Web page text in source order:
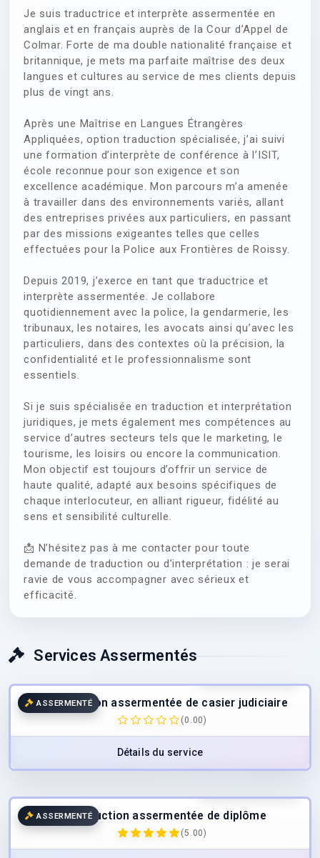
Je suis traductrice et interprète assermentée en
anglais et en français auprès de la Cour d’Appel de
Colmar. Forte de ma double nationalité française et
britannique, je mets ma parfaite maîtrise des deux
langues et cultures au service de mes clients depuis
plus de vingt ans.
Après une Maîtrise en Langues Étrangères
Appliquées, option traduction spécialisée, j’ai suivi
une formation d’interprète de conférence à l’ISIT,
école reconnue pour son exigence et son
excellence académique. Mon parcours m’a amenée
à travailler dans des environnements variés, allant
des entreprises privées aux particuliers, en passant
par des missions exigeantes telles que celles
effectuées pour la Police aux Frontières de Roissy.
Depuis 2019, j’exerce en tant que traductrice et
interprète assermentée. Je collabore
quotidiennement avec la police, la gendarmerie, les
tribunaux, les notaires, les avocats ainsi qu’avec les
particuliers, dans des contextes où la précision, la
confidentialité et le professionnalisme sont
essentiels.
Si je suis spécialisée en traduction et interprétation
juridiques, je mets également mes compétences au
service d’autres secteurs tels que le marketing, le
tourisme, les loisirs ou encore la communication.
Mon objectif est toujours d’offrir un service de
haute qualité, adapté aux besoins spécifiques de
chaque interlocuteur, en alliant rigueur, fidélité au
sens et sensibilité culturelle.
📩 N’hésitez pas à me contacter pour toute
demande de traduction ou d’interprétation : je serai
ravie de vous accompagner avec sérieux et
efficacité.
Services Assermentés
ASSERMENTÉ
Traduction assermentée de casier judiciaire
(0.00)
Détails du service
ASSERMENTÉTraduction assermentée de diplôme
(5.00)